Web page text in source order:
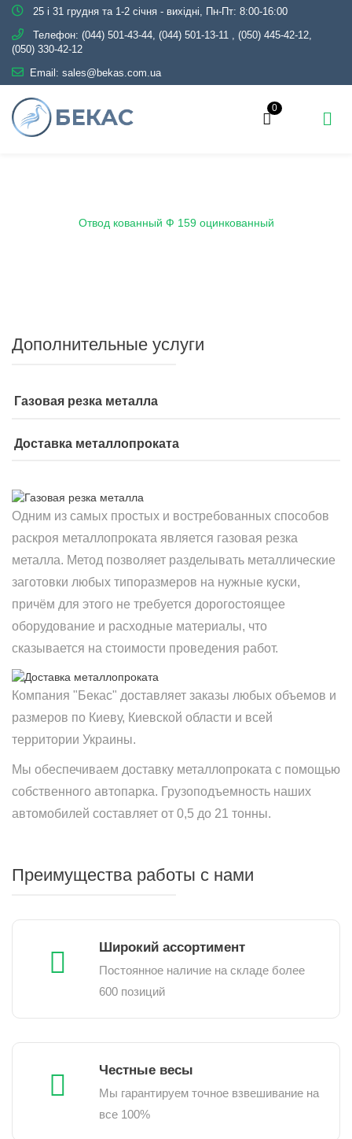
25 і 31 грудня та 1-2 січня - вихідні, Пн-Пт: 8:00-16:00
Телефон: (044) 501-43-44, (044) 501-13-11 , (050) 445-42-12,
(050) 330-42-12
Email: sales@bekas.com.ua
0
Отвод кованный Ф 159 оцинкованный
Дополнительные услуги
Газовая резка металла
Доставка металлопроката
Одним из самых простых и востребованных способов
раскроя металлопроката является газовая резка
металла. Метод позволяет разделывать металлические
заготовки любых типоразмеров на нужные куски,
причём для этого не требуется дорогостоящее
оборудование и расходные материалы, что
сказывается на стоимости проведения работ.
Компания "Бекас" доставляет заказы любых объемов и
размеров по Киеву, Киевской области и всей
территории Украины.
Мы обеспечиваем доставку металлопроката с помощью
собственного автопарка. Грузоподъемность наших
автомобилей составляет от 0,5 до 21 тонны.
Преимущества работы с нами
Широкий ассортимент
Постоянное наличие на складе более
600 позиций
Честные весы
Мы гарантируем точное взвешивание на
все 100%